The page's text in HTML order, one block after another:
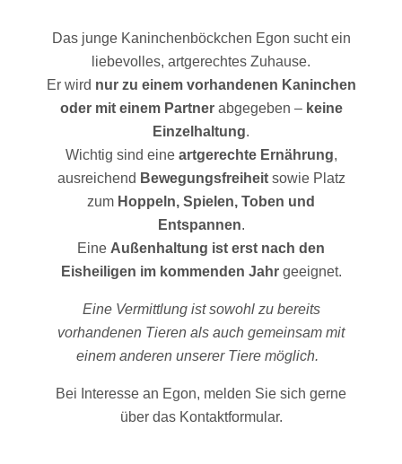
Das junge Kaninchenböckchen Egon sucht ein
liebevolles, artgerechtes Zuhause.
Er wird nur zu einem vorhandenen Kaninchen
oder mit einem Partnerabgegeben – keine
Einzelhaltung.
Wichtig sind eine artgerechte Ernährung,
ausreichend Bewegungsfreiheitsowie Platz
zum Hoppeln, Spielen, Toben und
Entspannen.
Eine Außenhaltung ist erst nach den
Eisheiligen im kommenden Jahrgeeignet.
Eine Vermittlung ist sowohl zu bereits
vorhandenen Tieren als auch gemeinsam mit
einem anderen unserer Tiere möglich.
Bei Interesse an Egon, melden Sie sich gerne
über das Kontaktformular.